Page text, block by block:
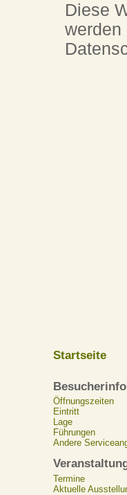
Diese
werden
Startseite
Öffnungszeiten
Eintritt
Lage
Führungen
Andere
Termine
Aktuelle